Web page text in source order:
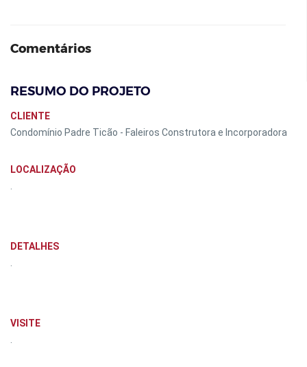
Comentários
RESUMO DO PROJETO
CLIENTE
Condomínio Padre Ticão - Faleiros Construtora e Incorporadora
LOCALIZAÇÃO
DETALHES
VISITE